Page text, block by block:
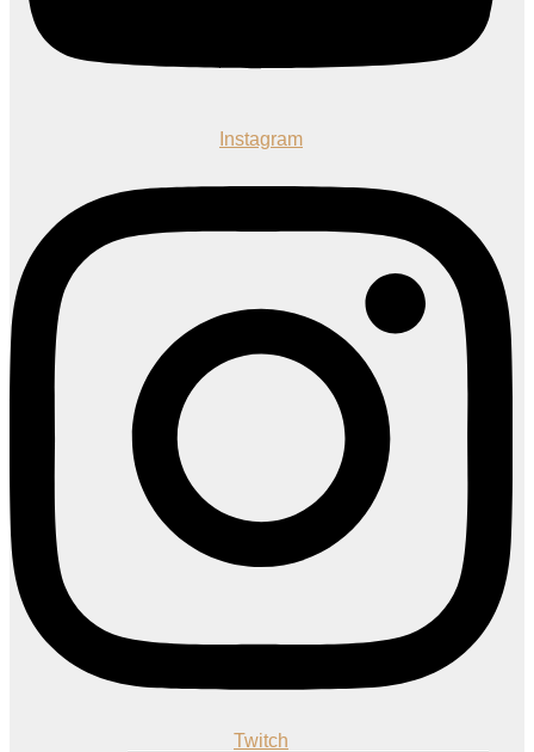
Instagram
Twitch